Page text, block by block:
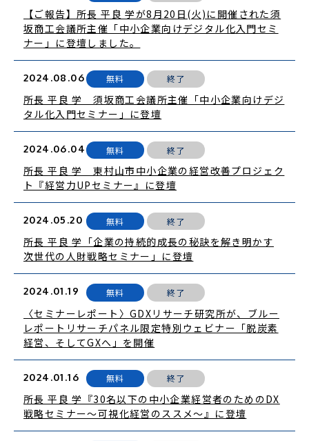
【ご報告】所長 平良 学が8月20日(火)に開催された須
坂商工会議所主催「中小企業向けデジタル化入門セミ
ナー」に登壇しました。
2024.08.06 無料 終了
所長 平良 学 須坂商工会議所主催「中小企業向けデジ
タル化入門セミナー」に登壇
2024.06.04 無料 終了
所長 平良 学 東村山市中小企業の経営改善プロジェク
ト『経営力UPセミナー』に登壇
2024.05.20 無料 終了
所長 平良 学「企業の持続的成長の秘訣を解き明かす
次世代の人財戦略セミナー」に登壇
2024.01.19 無料 終了
〈セミナーレポート〉GDXリサーチ研究所が、ブルー
レポートリサーチパネル限定特別ウェビナー「脱炭素
経営、そしてGXへ」を開催
2024.01.16 無料 終了
所長 平良 学『30名以下の中小企業経営者のためのDX
戦略セミナー～可視化経営のススメ～』に登壇